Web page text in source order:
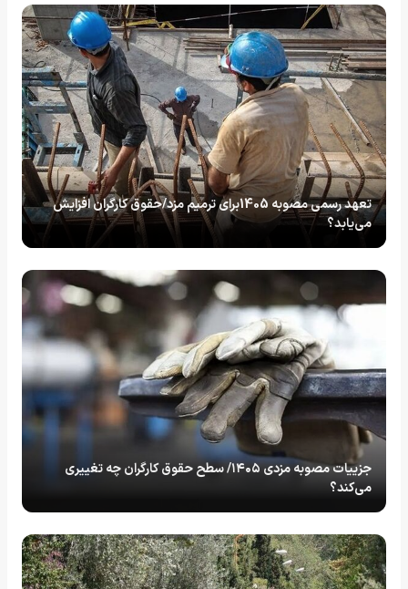
تعهد رسمی مصوبه 1405برای ترمیم مزد/حقوق کارگران افزایش
می‌یابد؟
جزییات مصوبه مزدی ۱۴۰۵/ سطح حقوق کارگران چه تغییری
می‌کند؟